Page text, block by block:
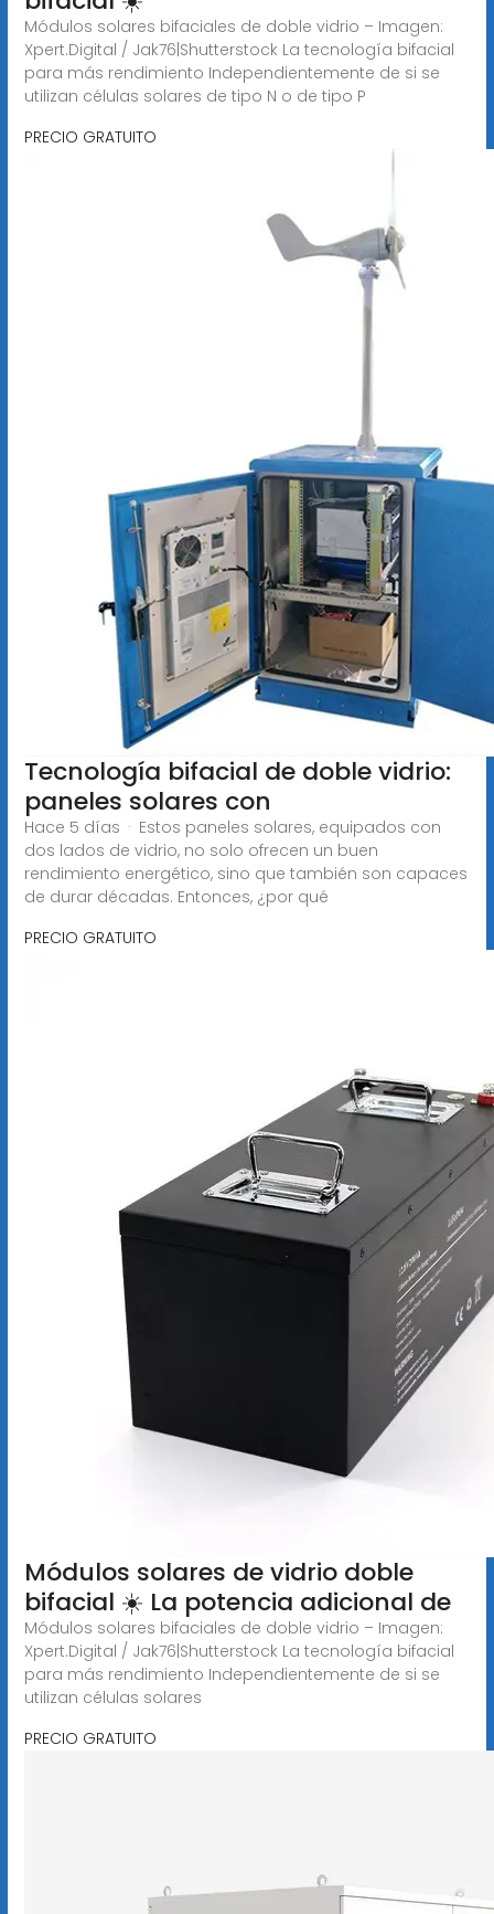
Módulos solares bifaciales de doble vidrio – Imagen:
Xpert.Digital / Jak76|Shutterstock La tecnología bifacial
para más rendimiento Independientemente de si se
utilizan células solares de tipo N o de tipo P
PRECIO GRATUITO
Tecnología bifacial de doble vidrio:
paneles solares con
Hace 5 días · Estos paneles solares, equipados con
dos lados de vidrio, no solo ofrecen un buen
rendimiento energético, sino que también son capaces
de durar décadas. Entonces, ¿por qué
PRECIO GRATUITO
Módulos solares de vidrio doble
bifacial ☀️ La potencia adicional de
Módulos solares bifaciales de doble vidrio – Imagen:
Xpert.Digital / Jak76|Shutterstock La tecnología bifacial
para más rendimiento Independientemente de si se
utilizan células solares
PRECIO GRATUITO